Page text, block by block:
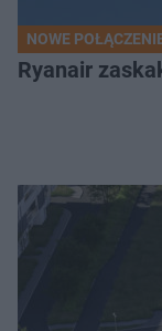
NOWE
Ryanair